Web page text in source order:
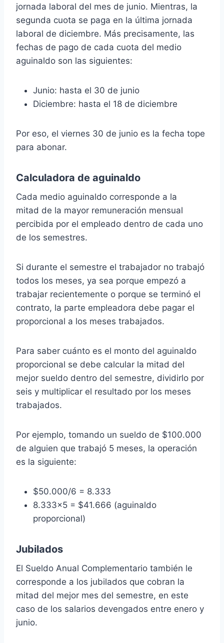
jornada laboral del mes de junio. Mientras, la
segunda cuota se paga en la última jornada
laboral de diciembre. Más precisamente, las
fechas de pago de cada cuota del medio
aguinaldo son las siguientes:
Junio: hasta el 30 de junio
Diciembre: hasta el 18 de diciembre
Por eso, el viernes 30 de junio es la fecha tope
para abonar.
Calculadora de aguinaldo
Cada medio aguinaldo corresponde a la
mitad de la mayor remuneración mensual
percibida por el empleado dentro de cada uno
de los semestres.
Si durante el semestre el trabajador no trabajó
todos los meses, ya sea porque empezó a
trabajar recientemente o porque se terminó el
contrato, la parte empleadora debe pagar el
proporcional a los meses trabajados.
Para saber cuánto es el monto del aguinaldo
proporcional se debe calcular la mitad del
mejor sueldo dentro del semestre, dividirlo por
seis y multiplicar el resultado por los meses
trabajados.
Por ejemplo, tomando un sueldo de $100.000
de alguien que trabajó 5 meses, la operación
es la siguiente:
$50.000/6 = 8.333
8.333×5 = $41.666 (aguinaldo
proporcional)
Jubilados
El Sueldo Anual Complementario también le
corresponde a los jubilados que cobran la
mitad del mejor mes del semestre, en este
caso de los salarios devengados entre enero y
junio.